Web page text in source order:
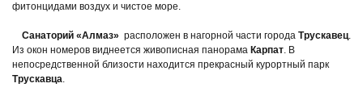
фитонцидами воздух и чистое море.
Санаторий «Алмаз» расположен в нагорной части города Трускавец.
Из окон номеров виднеется живописная панорама Карпат. В
непосредственной близости находится прекрасный курортный парк
Трускавца.